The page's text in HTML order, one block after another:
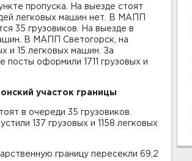
пропуска. На выезде стоят
легковых машин нет. В МАПП
35 грузовиков. На выезде в
В МАПП Светогорск, на
и 15 легковых машин. За
оформили 1711 грузовых и
участок границы
в очереди 35 грузовиков.
137 грузовых и 1158 легковых
границу пересекли 69,2